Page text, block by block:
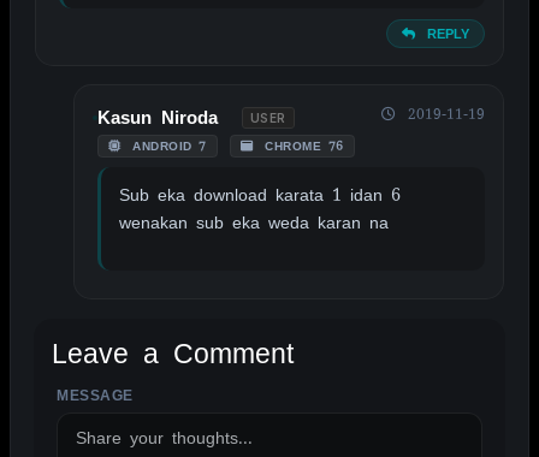
REPLY
Kasun Niroda USER
ANDROID 7 CHROME 76
2019-11-19
Sub eka download karata 1 idan 6
wenakan sub eka weda karan na
Leave a Comment
MESSAGE
ALTERNATIVE: